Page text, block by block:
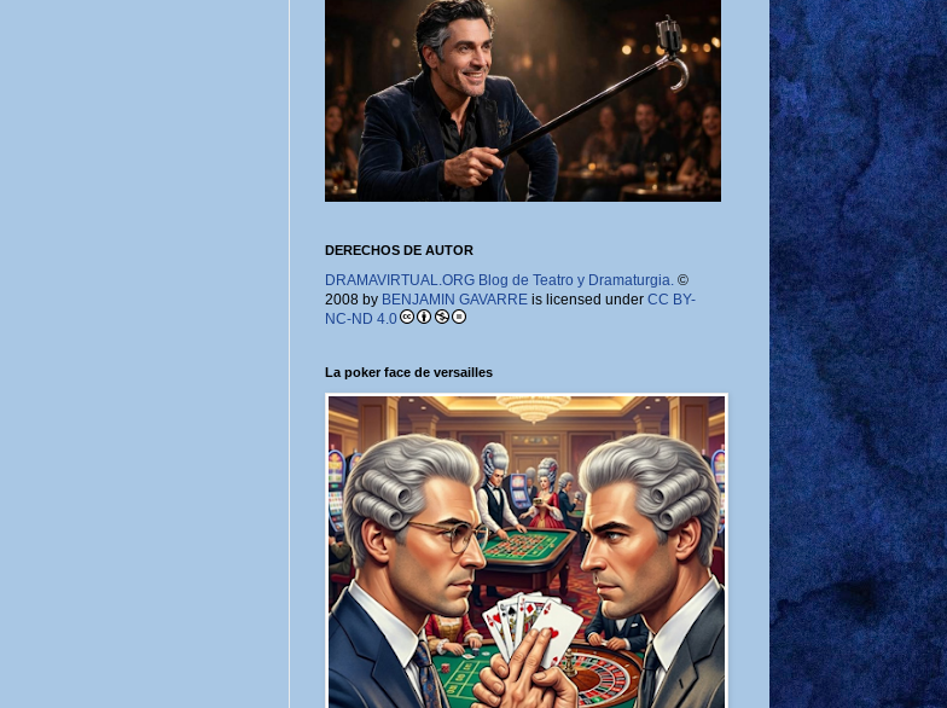
DERECHOS DE AUTOR
DRAMAVIRTUAL.ORG Blog de Teatro y Dramaturgia. ©
2008 by BENJAMIN GAVARREis licensed under CC BY-
NC-ND 4.0
La poker face de versailles